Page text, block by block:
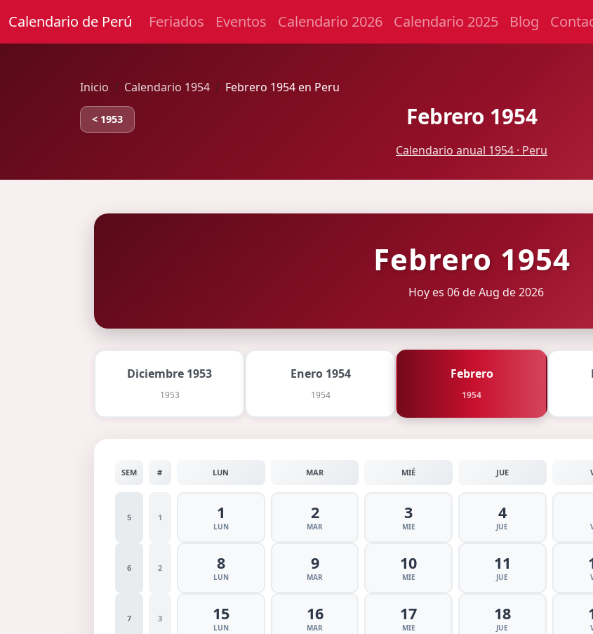
Calendario de Perú Feriados Eventos Calendario 2026 Calendario 2025 Blog
Inicio Calendario 1954 Febrero 1954 en Peru
< 1953 Febrero 1954
Calendario anual 1954 · Peru
Febrero 1954
Hoy es 06 de Aug de 2026
Diciembre 1953
1953
Enero 1954
1954
Febrero
1954
SEM # LUN MAR MIÉ JUE
5 1 1
LUN
2
MAR
3
MIE
4
JUE
6 2 8
LUN
9
MAR
10
MIE
11
JUE
7 3 15
LUN
16
MAR
17
MIE
18
JUE